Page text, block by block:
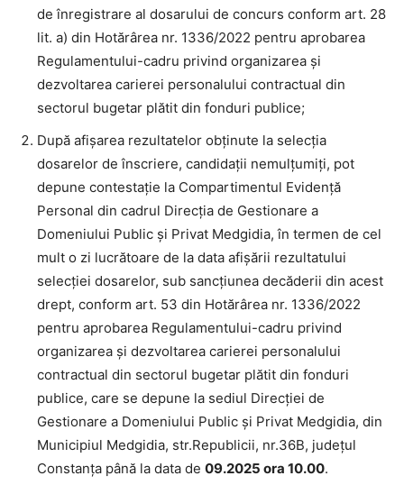
de înregistrare al dosarului de concurs conform art. 28
lit. a) din Hotărârea nr. 1336/2022 pentru aprobarea
Regulamentului-cadru privind organizarea şi
dezvoltarea carierei personalului contractual din
sectorul bugetar plătit din fonduri publice;
După afișarea rezultatelor obținute la selecția
dosarelor de înscriere, candidații nemulțumiți, pot
depune contestație la Compartimentul Evidență
Personal din cadrul Direcţia de Gestionare a
Domeniului Public şi Privat Medgidia, în termen de cel
mult o zi lucrătoare de la data afișării rezultatului
selecției dosarelor, sub sancțiunea decăderii din acest
drept, conform art. 53 din Hotărârea nr. 1336/2022
pentru aprobarea Regulamentului-cadru privind
organizarea şi dezvoltarea carierei personalului
contractual din sectorul bugetar plătit din fonduri
publice, care se depune la sediul Direcţiei de
Gestionare a Domeniului Public şi Privat Medgidia, din
Municipiul Medgidia, str.Republicii, nr.36B, județul
Constanța până la data de 09.2025 ora 10.00.